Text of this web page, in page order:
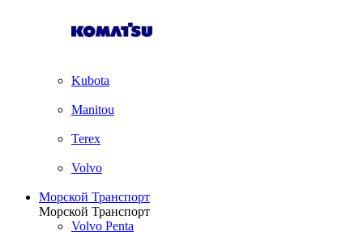
Kubota
Manitou
Terex
Volvo
Морской Транспорт
Морской Транспорт
Volvo Penta